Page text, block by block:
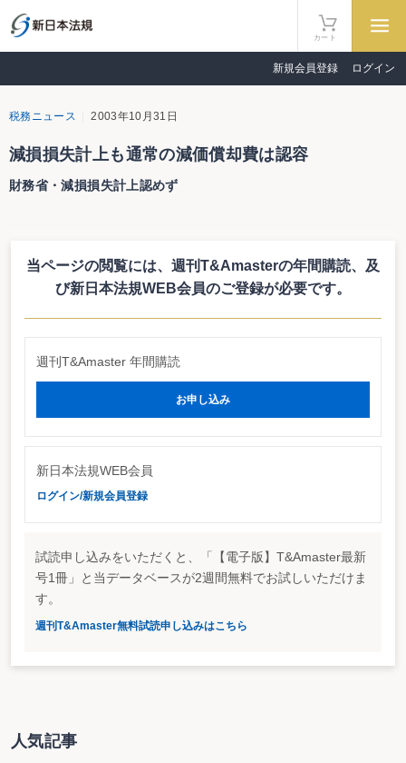
カート
新規会員登録 ログイン
税務ニュース 2003年10月31日
減損損失計上も通常の減価償却費は認容
財務省・減損損失計上認めず
いが決まったことで、今度は税務上の取扱いが焦点となる。固定資産の減損会
計は平成18年３月期から全面適用されることになるが、平成16年３月期からの
早期適用が認められているため、来年３月期の取扱いが注目されるわけだ。
とを求めているが、財務省は、減損損失の損金算入は認めない方針。固定資産
ただ、減損損失を計上している減価償却資産については、通常の減価償却費
部分は費用計上を認める模様。最終的には申告調整することになる。
当ページの閲覧には、週刊T&Amasterの年間購読、 及
び新日本法規WEB会員のご登録が必要です。
週刊T&Amaster 年間購読
お申し込み
新日本法規WEB会員
ログイン/新規会員登録
試読申し込みをいただくと、「【電子版】T&Amaster最新
号1冊」と当データベースが2週間無料でお試しいただけま
す。
週刊T&Amaster無料試読申し込みはこちら
人気記事